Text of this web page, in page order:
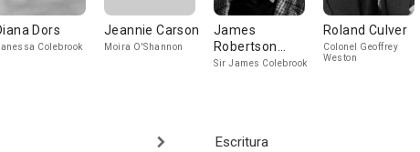
Dors
Colebrook
Jeannie Carson
Moira O'Shannon
James
Robertson
Justice
Sir James Colebrook
Roland Culver
Colonel Geoffrey
Weston
Escritura